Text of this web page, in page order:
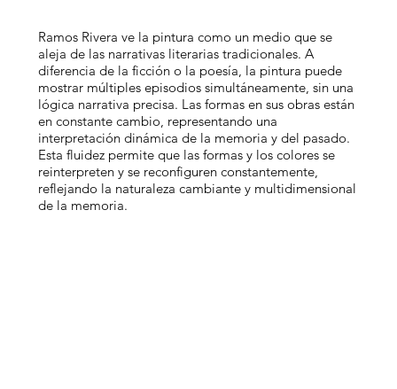
Ramos Rivera ve la pintura como un medio que se
aleja de las narrativas literarias tradicionales. A
diferencia de la ficción o la poesía, la pintura puede
mostrar múltiples episodios simultáneamente, sin una
lógica narrativa precisa. Las formas en sus obras están
en constante cambio, representando una
interpretación dinámica de la memoria y del pasado.
Esta fluidez permite que las formas y los colores se
reinterpreten y se reconfiguren constantemente,
reflejando la naturaleza cambiante y multidimensional
de la memoria.